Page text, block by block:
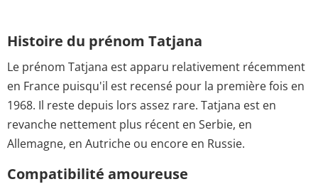
Histoire du prénom Tatjana
Le prénom Tatjana est apparu relativement récemment
en France puisqu'il est recensé pour la première fois en
1968. Il reste depuis lors assez rare. Tatjana est en
revanche nettement plus récent en Serbie, en
Allemagne, en Autriche ou encore en Russie.
Compatibilité amoureuse